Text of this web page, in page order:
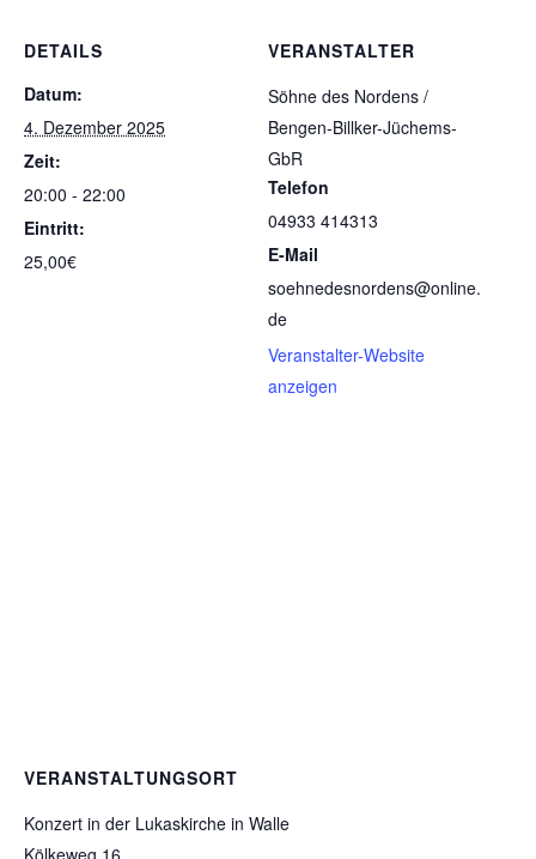
DETAILS
Datum:
4. Dezember 2025
Zeit:
20:00 - 22:00
Eintritt:
25,00€
VERANSTALTER
Söhne des Nordens /
Bengen-Billker-Jüchems-
GbR
Telefon
04933 414313
E-Mail
soehnedesnordens@online.
de
Veranstalter-Website
anzeigen
VERANSTALTUNGSORT
Konzert in der Lukaskirche in Walle